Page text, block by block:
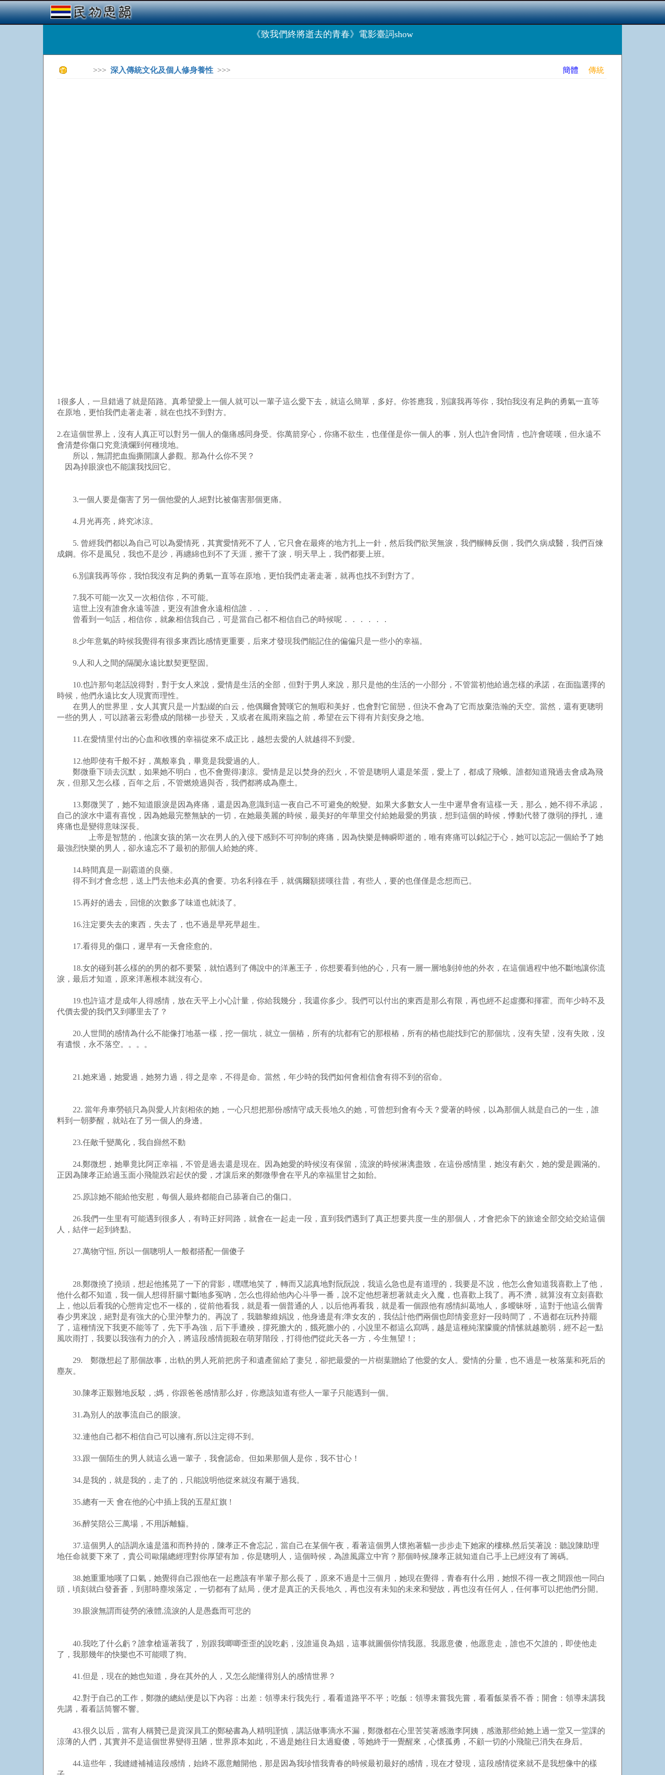
《致我們終將逝去的青春》電影臺詞show
>>> 深入傳統文化及個人修身養性 >>> 簡體 傳統
1很多人，一旦錯過了就是陌路。真希望愛上一個人就可以一輩子這么愛下去，就這么簡單，多好。你答應我，別讓我再等你，我怕我沒有足夠的勇氣一直等
在原地，更怕我們走著走著，就在也找不到對方。
2.在這個世界上，沒有人真正可以對另一個人的傷痛感同身受。你萬箭穿心，你痛不欲生，也僅僅是你一個人的事，別人也許會同情，也許會嗟嘆，但永遠不
會清楚你傷口究竟潰爛到何種境地。
所以，無謂把血痂撕開讓人參觀。那為什么你不哭？
因為掉眼淚也不能讓我找回它。
3.一個人要是傷害了另一個他愛的人,絕對比被傷害那個更痛。
4.月光再亮，終究冰涼。
5. 曾經我們都以為自己可以為愛情死，其實愛情死不了人，它只會在最疼的地方扎上一針，然后我們欲哭無淚，我們輾轉反側，我們久病成醫，我們百煉
成鋼。你不是風兒，我也不是沙，再纏綿也到不了天涯，擦干了淚，明天早上，我們都要上班。
6.別讓我再等你，我怕我沒有足夠的勇氣一直等在原地，更怕我們走著走著，就再也找不到對方了。
7.我不可能一次又一次相信你，不可能。
這世上沒有誰會永遠等誰，更沒有誰會永遠相信誰．．．
曾看到一句話，相信你，就象相信我自己，可是當自己都不相信自己的時候呢．．．．．．
8.少年意氣的時候我覺得有很多東西比感情更重要，后來才發現我們能記住的偏偏只是一些小的幸福。
9.人和人之間的隔閡永遠比默契更堅固。
10.也許那句老話說得對，對于女人來說，愛情是生活的全部，但對于男人來說，那只是他的生活的一小部分，不管當初他給過怎樣的承諾，在面臨選擇的
時候，他們永遠比女人現實而理性。
在男人的世界里，女人其實只是一片點綴的白云，他偶爾會贊嘆它的無暇和美好，也會對它留戀，但決不會為了它而放棄浩瀚的天空。當然，還有更聰明
一些的男人，可以踏著云彩疊成的階梯一步登天，又或者在風雨來臨之前，希望在云下得有片刻安身之地。
11.在愛情里付出的心血和收獲的幸福從來不成正比，越想去愛的人就越得不到愛。
12.他即使有千般不好，萬般辜負，畢竟是我愛過的人。
鄭微垂下頭去沉默，如果她不明白，也不會覺得凄涼。愛情是足以焚身的烈火，不管是聰明人還是笨蛋，愛上了，都成了飛蛾。誰都知道飛過去會成為飛
灰，但那又怎么樣，百年之后，不管燃燒過與否，我們都將成為塵土。
13.鄭微哭了，她不知道眼淚是因為疼痛，還是因為意識到這一夜自己不可避免的蛻變。如果大多數女人一生中遲早會有這樣一天，那么，她不得不承認，
自己的淚水中還有喜悅，因為她最完整無缺的一切，在她最美麗的時候，最美好的年華里交付給她最愛的男孩，想到這個的時候，悸動代替了微弱的掙扎，連
疼痛也是變得意味深長。
上帝是智慧的，他讓女孩的第一次在男人的入侵下感到不可抑制的疼痛，因為快樂是轉瞬即逝的，唯有疼痛可以銘記于心，她可以忘記一個給予了她
最強烈快樂的男人，卻永遠忘不了最初的那個人給她的疼。
14.時間真是一副霸道的良藥。
得不到才會念想，送上門去他未必真的會要。功名利祿在手，就偶爾額搓嘆往昔，有些人，要的也僅僅是念想而已。
15.再好的過去，回憶的次數多了味道也就淡了。
16.注定要失去的東西，失去了，也不過是早死早超生。
17.看得見的傷口，遲早有一天會痊愈的。
18.女的碰到甚么樣的的男的都不要緊，就怕遇到了傳說中的洋蔥王子，你想要看到他的心，只有一層一層地剝掉他的外衣，在這個過程中他不斷地讓你流
淚，最后才知道，原來洋蔥根本就沒有心。
19.也許這才是成年人得感情，放在天平上小心計量，你給我幾分，我還你多少。我們可以付出的東西是那么有限，再也經不起虛擲和揮霍。而年少時不及
代價去愛的我們又到哪里去了？
20.人世間的感情為什么不能像打地基一樣，挖一個坑，就立一個樁，所有的坑都有它的那根樁，所有的樁也能找到它的那個坑，沒有失望，沒有失敗，沒
有遺恨，永不落空。。。。
21.她來過，她愛過，她努力過，得之是幸，不得是命。當然，年少時的我們如何會相信會有得不到的宿命。
22. 當年舟車勞頓只為與愛人片刻相依的她，一心只想把那份感情守成天長地久的她，可曾想到會有今天？愛著的時候，以為那個人就是自己的一生，誰
料到一朝夢醒，就站在了另一個人的身邊。
23.任敵千變萬化，我自巋然不動
24.鄭微想，她畢竟比阿正幸福，不管是過去還是現在。因為她愛的時候沒有保留，流淚的時候淋漓盡致，在這份感情里，她沒有虧欠，她的愛是圓滿的。
正因為陳孝正給過玉面小飛龍跌宕起伏的愛，才讓后來的鄭微學會在平凡的幸福里甘之如飴。
25.原諒她不能給他安慰，每個人最終都能自己舔著自己的傷口。
26.我們一生里有可能遇到很多人，有時正好同路，就會在一起走一段，直到我們遇到了真正想要共度一生的那個人，才會把余下的旅途全部交給交給這個
人，結伴一起到終點。
27.萬物守恒, 所以一個聰明人一般都搭配一個傻子
28.鄭微撓了撓頭，想起他搖晃了一下的背影，嘿嘿地笑了，轉而又認真地對阮阮說，我這么急也是有道理的，我要是不說，他怎么會知道我喜歡上了他，
他什么都不知道，我一個人想得肝腸寸斷地多冤吶，怎么也得給他內心斗爭一番，說不定他想著想著就走火入魔，也喜歡上我了。再不濟，就算沒有立刻喜歡
上，他以后看我的心態肯定也不一樣的，從前他看我，就是看一個普通的人，以后他再看我，就是看一個跟他有感情糾葛地人，多曖昧呀，這對于他這么個青
春少男來說，絕對是有強大的心里沖擊力的。再說了，我聽黎維娟說，他身邊是有;準女友的，我估計他們兩個也郎情妾意好一段時間了，不過都在玩矜持罷
了，這種情況下我更不能等了，先下手為強，后下手遭殃，撐死膽大的，餓死膽小的，小說里不都這么寫嗎，越是這種純潔朦朧的情愫就越脆弱，經不起一點
風吹雨打，我要以我強有力的介入，將這段感情扼殺在萌芽階段，打得他們從此天各一方，今生無望！;
29. 鄭微想起了那個故事，出軌的男人死前把房子和遺產留給了妻兒，卻把最愛的一片樹葉贈給了他愛的女人。愛情的分量，也不過是一枚落葉和死后的
塵灰。
30.陳孝正艱難地反駁，;媽，你跟爸爸感情那么好，你應該知道有些人一輩子只能遇到一個。
31.為別人的故事流自己的眼淚。
32.連他自己都不相信自己可以擁有,所以注定得不到。
33.跟一個陌生的男人就這么過一輩子，我會認命。但如果那個人是你，我不甘心！
34.是我的，就是我的，走了的，只能說明他從來就沒有屬于過我。
35.總有一天 會在他的心中插上我的五星紅旗 !
36.醉笑陪公三萬場，不用訴離觴。
37.這個男人的語調永遠是溫和而矜持的，陳孝正不會忘記，當自己在某個午夜，看著這個男人懷抱著貓一步步走下她家的樓梯,然后笑著說：聽說陳助理
地任命就要下來了，貴公司歐陽總經理對你厚望有加，你是聰明人，這個時候，為誰風露立中宵？那個時候,陳孝正就知道自己手上已經沒有了籌碼。
38.她重重地嘆了口氣，她覺得自己跟他在一起應該有半輩子那么長了，原來不過是十三個月，她現在覺得，青春有什么用，她恨不得一夜之間跟他一同白
頭，頃刻就白發蒼蒼，到那時塵埃落定，一切都有了結局，便才是真正的天長地久，再也沒有未知的未來和變故，再也沒有任何人，任何事可以把他們分開。
39.眼淚無謂而徒勞的液體,流淚的人是愚蠢而可悲的
40.我吃了什么虧？誰拿槍逼著我了，別跟我唧唧歪歪的說吃虧，沒誰逼良為娼，這事就圖個你情我愿。我愿意傻，他愿意走，誰也不欠誰的，即使他走
了，我那幾年的快樂也不可能喂了狗。
41.但是，現在的她也知道，身在其外的人，又怎么能懂得別人的感情世界？
42.對于自己的工作，鄭微的總結便是以下內容：出差：領導未行我先行，看看道路平不平；吃飯：領導未嘗我先嘗，看看飯菜香不香；開會：領導未講我
先講，看看話筒響不響。
43.很久以后，當有人稱贊已是資深員工的鄭秘書為人精明謹慎，講話做事滴水不漏，鄭微都在心里苦笑著感激李阿姨，感激那些給她上過一堂又一堂課的
涼薄的人們，其實并不是這個世界變得丑陋，世界原本如此，不過是她往日太過癡傻，等她終于一覺醒來，心懷孤勇，不顧一切的小飛龍已消失在身后。
44.這些年，我縫縫補補這段感情，始終不愿意離開他，那是因為我珍惜我青春的時候最初最好的感情，現在才發現，這段感情從來就不是我想像中的樣